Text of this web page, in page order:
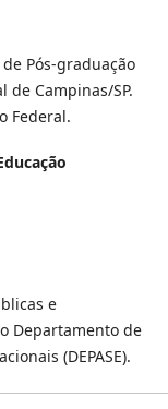
Pós-graduação
de Campinas/SP.
Federal.
e
Departamento de
(DEPASE).